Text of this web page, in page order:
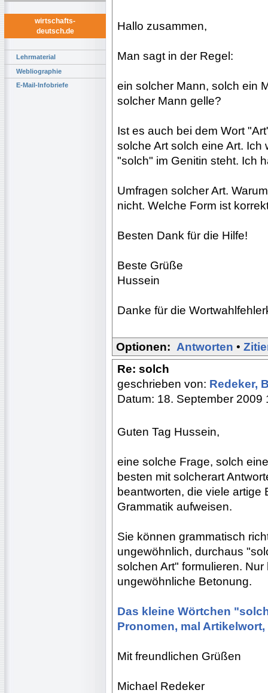
wirtschafts-
deutsch.de
Lehrmaterial
Webliographie
E-Mail-Infobriefe
Hallo zusammen,
Man sagt in der Regel:
ein solcher Mann, solch ein
solcher Mann gelle?
Ist es auch bei dem Wort
solche Art solch eine Art.
"solch" im Genitin steht. Ich
Umfragen solcher Art.
nicht. Welche Form ist
Besten Dank für die Hilfe!
Beste Grüße
Hussein
Danke für die
Optionen: Antworten •
Re: solch
geschrieben von: Redeker,
Datum: 18. September 2009
Guten Tag Hussein,
eine solche Frage, solch
besten mit solcherart
beantworten, die viele
Grammatik aufweisen.
Sie können grammatisch
ungewöhnlich, durchaus
solchen Art" formulieren.
ungewöhnliche Betonung.
Das kleine Wörtchen
Pronomen, mal
Mit freundlichen Grüßen
Michael Redeker